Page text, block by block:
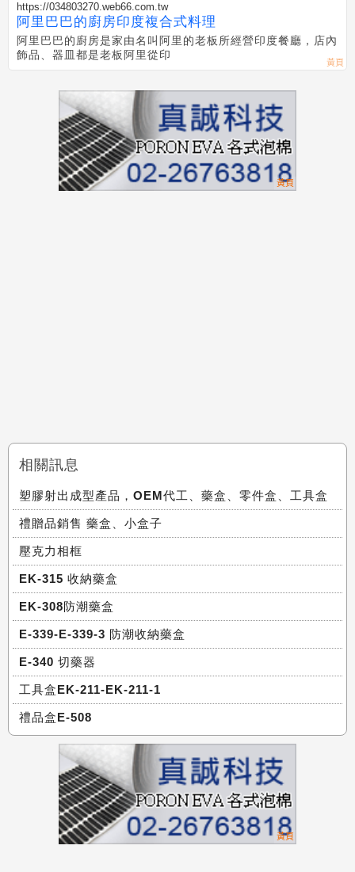
https://034803270.web66.com.tw
阿里巴巴的廚房印度複合式料理
阿里巴巴的廚房是家由名叫阿里的老板所經營印度餐廳，店內
飾品、器皿都是老板阿里從印
相關訊息
塑膠射出成型產品，OEM代工、藥盒、零件盒、工具盒
禮贈品銷售 藥盒、小盒子
壓克力相框
EK-315 收納藥盒
EK-308防潮藥盒
E-339-E-339-3 防潮收納藥盒
E-340 切藥器
工具盒EK-211-EK-211-1
禮品盒E-508